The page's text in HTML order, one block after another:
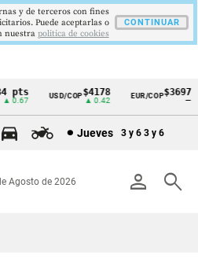
pts
▲ 0.67
USD/COP$4178
▲ 0.42
EUR/COP$3697
—
Jueves 3 y 6 3 y 6
person search
Agosto de 2026
y de terceros con fines
Puede aceptarlas o
nuestra politica de cookies
CONTINUAR